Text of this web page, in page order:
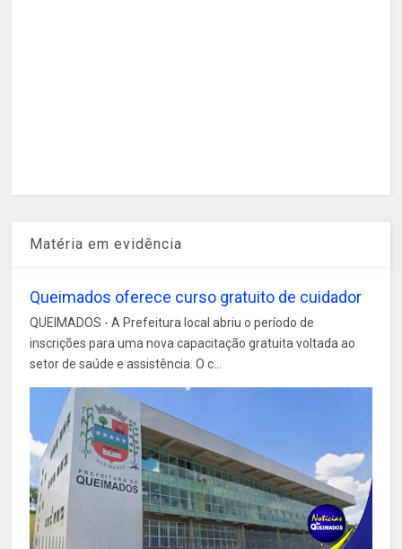
Matéria em evidência
Queimados oferece curso gratuito de cuidador
QUEIMADOS - A Prefeitura local abriu o período de
inscrições para uma nova capacitação gratuita voltada ao
setor de saúde e assistência. O c...